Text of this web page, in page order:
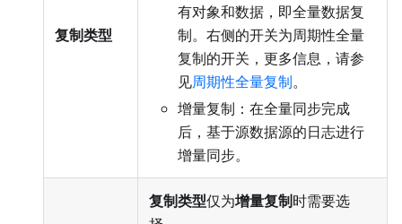
复制类型
有对象和数据，即全量数据复
制。右侧的开关为周期性全量
复制的开关，更多信息，请参
见周期性全量复制。
增量复制：在全量同步完成
后，基于源数据源的日志进行
增量同步。
复制类型仅为增量复制时需要选